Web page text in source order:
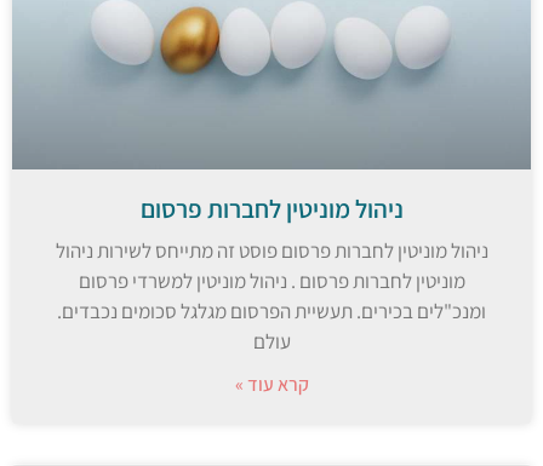
ניהול מוניטין לחברות פרסום
ניהול מוניטין לחברות פרסום פוסט זה מתייחס לשירות ניהול
מוניטין לחברות פרסום . ניהול מוניטין למשרדי פרסום
ומנכ"לים בכירים. תעשיית הפרסום מגלגל סכומים נכבדים.
עולם
קרא עוד »